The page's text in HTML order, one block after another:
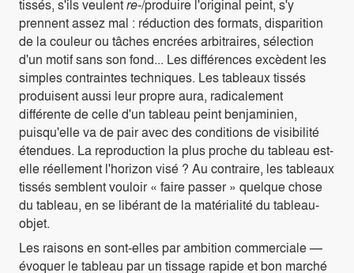
tissés, s'ils veulentre-/produire l'original peint, s'y
prennent assez mal : réduction des formats, disparition
de la couleur ou tâches encrées arbitraires, sélection
d'un motif sans son fond... Les différences excèdent les
simples contraintes techniques. Les tableaux tissés
produisent aussi leur propre aura, radicalement
différente de celle d'un tableau peint benjaminien,
puisqu'elle va de pair avec des conditions de visibilité
étendues. La reproduction la plus proche du tableau est-
elle réellement l'horizon visé ? Au contraire, les tableaux
tissés semblent vouloir « faire passer » quelque chose
du tableau, en se libérant de la matérialité du tableau-
objet.
Les raisons en sont-elles par ambition commerciale —
évoquer le tableau par un tissage rapide et bon marché